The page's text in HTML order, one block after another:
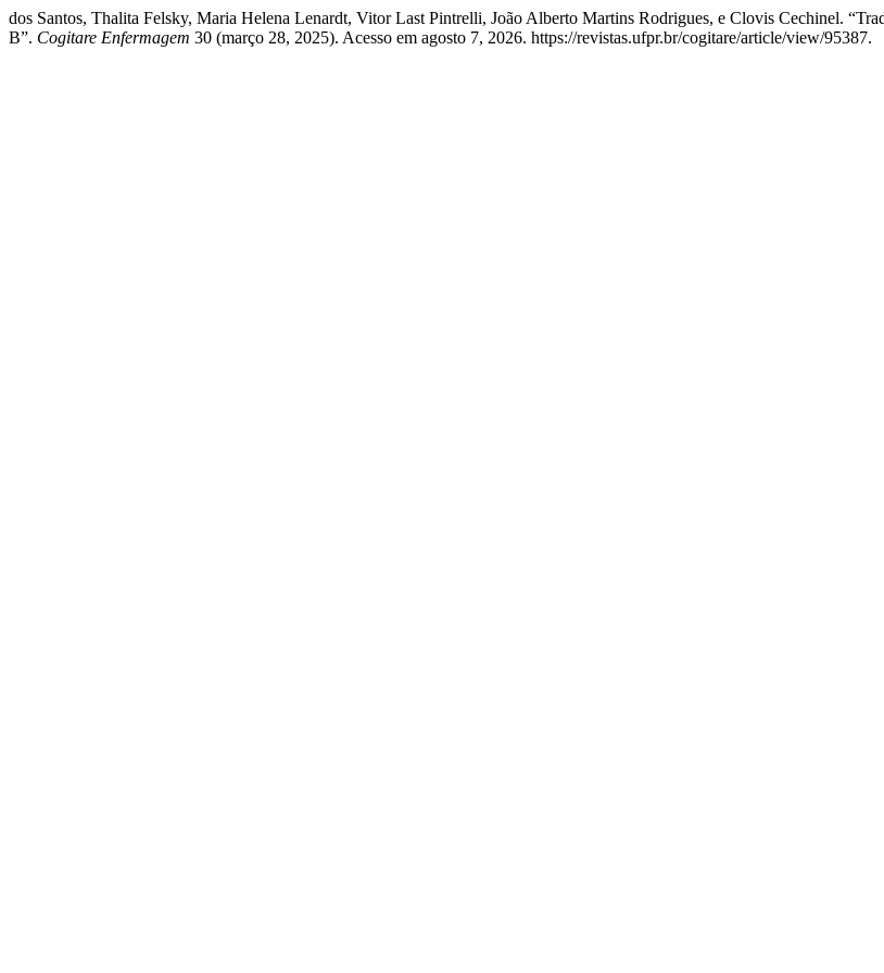
dos Santos, Thalita Felsky, Maria Helena Lenardt, Vitor Last Pintrelli, João Alberto Martins Rodrigues, e Clovis Cechinel.
B”. Cogitare Enfermagem 30 (março 28, 2025). Acesso em agosto 7, 2026. https://revistas.ufpr.br/cogitare/article/view/95387.